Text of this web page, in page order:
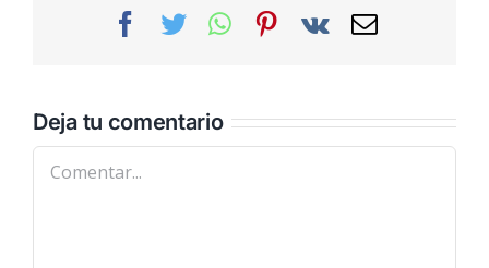
Facebook
TwitterWhatsAppPinterest
Vk
Correo
Deja tu comentario
Comentar